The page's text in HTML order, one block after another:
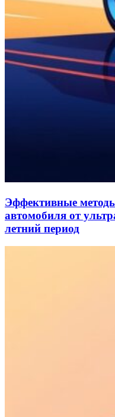
Эффективные
автомобиля от
летний период